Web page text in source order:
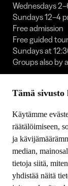
Tämä sivusto
Käytämme
räätälöimiseen,
ja
median,
tietoja siitä,
yhdistää näitä
Wednesdays
Sundays 12–4
Free admission
Free guided
Sundays at
Groups also by
1 Jan / 30 Apr
FOLLOW US
Facebook
YouTube
Instagram